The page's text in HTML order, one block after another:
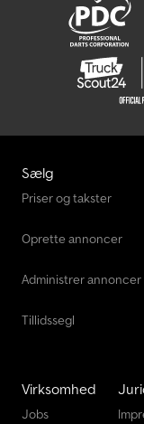
Sælg
Priser og takster
Oprette annoncer
Administrer annoncer
Tillidssegl
Virksomhed
Jobs